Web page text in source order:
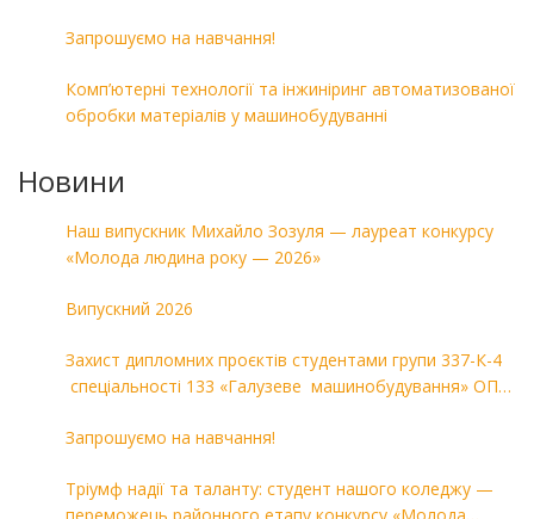
Запрошуємо на навчання!
Комп’ютерні технології та інжиніринг автоматизованої
обробки матеріалів у машинобудуванні
Новини
Наш випускник Михайло Зозуля — лауреат конкурсу
«Молода людина року — 2026»
Випускний 2026
Захист дипломних проєктів студентами групи 337-К-4
спеціальності 133 «Галузеве машинобудування» ОПП
Запрошуємо на навчання!
Тріумф надії та таланту: студент нашого коледжу —